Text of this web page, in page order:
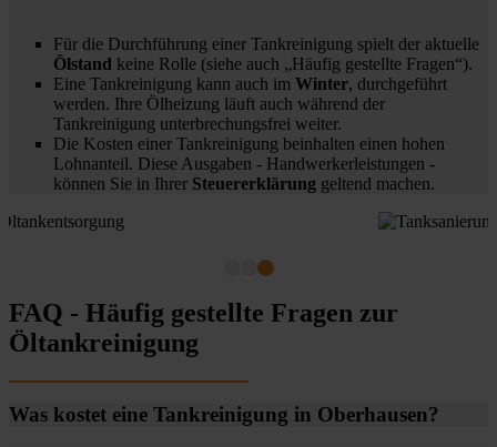
Für die Durchführung einer Tankreinigung spielt der aktuelle
Ölstand keine Rolle (siehe auch „Häufig gestellte Fragen“).
Eine Tankreinigung kann auch im Winter, durchgeführt
werden. Ihre Ölheizung läuft auch während der
Tankreinigung unterbrechungsfrei weiter.
Die Kosten einer Tankreinigung beinhalten einen hohen
Lohnanteil. Diese Ausgaben - Handwerkerleistungen -
können Sie in Ihrer Steuererklärung geltend machen.
FAQ - Häufig gestellte Fragen zur
Öltankreinigung
Was kostet eine Tankreinigung in Oberhausen?